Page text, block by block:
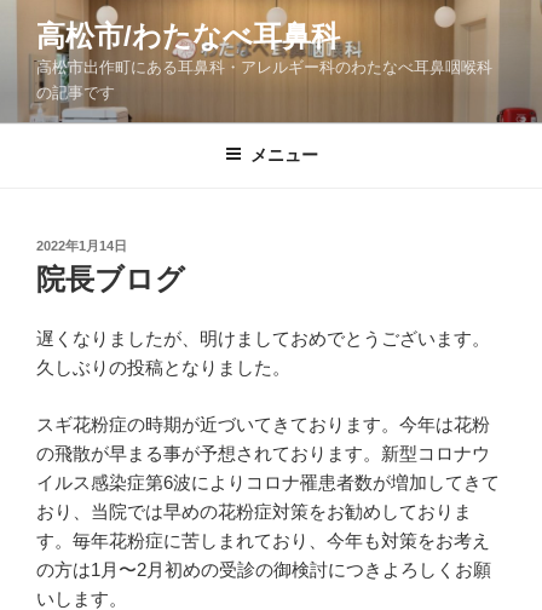
ツ
高松市/わたなべ耳鼻科
高松市出作町にある耳鼻科・アレルギー科のわたなべ耳鼻咽喉科
の記事です
メニュー
投
稿
日:
2022年1月14日
院長ブログ
遅くなりましたが、明けましておめでとうございます。
久しぶりの投稿となりました。
スギ花粉症の時期が近づいてきております。今年は花粉
の飛散が早まる事が予想されております。新型コロナウ
イルス感染症第6波によりコロナ罹患者数が増加してきて
おり、当院では早めの花粉症対策をお勧めしておりま
す。毎年花粉症に苦しまれており、今年も対策をお考え
の方は1月〜2月初めの受診の御検討につきよろしくお願
いします。